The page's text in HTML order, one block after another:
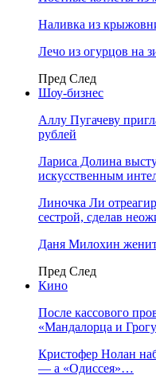
Наливка из
Лечо из огурцов на
Пред След
Шоу-бизнес
Аллу Пугачеву
рублей
Лариса Долина
искусственным
Линочка Ли
сестрой, сделав
Даня Милохин
Пред След
Кино
После кассового
«Мандалорца и
Кристофер Нолан
— а «Одиссея»…